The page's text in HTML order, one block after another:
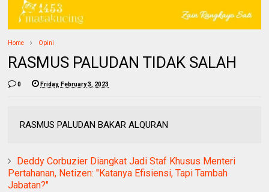
Home Opini
RASMUS PALUDAN TIDAK SALAH
0 Friday, February 3, 2023
RASMUS PALUDAN BAKAR ALQURAN
Deddy Corbuzier Diangkat Jadi Staf Khusus Menteri
Pertahanan, Netizen: "Katanya Efisiensi, Tapi Tambah
Jabatan?"